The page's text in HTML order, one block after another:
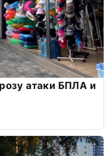
атаки БПЛА и